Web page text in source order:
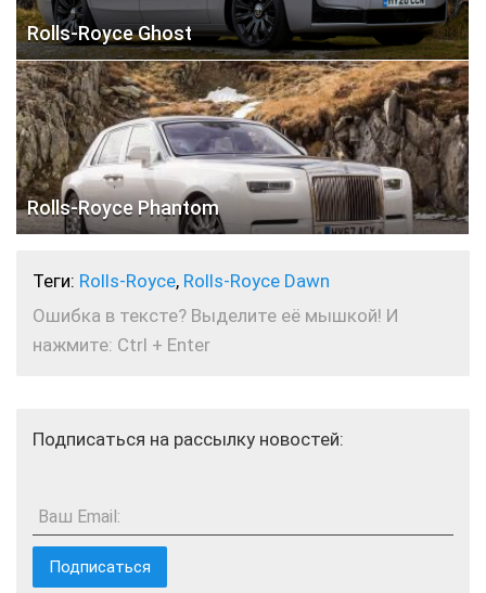
Rolls-Royce Ghost
Rolls-Royce Phantom
Теги: Rolls-Royce, Rolls-Royce Dawn
Ошибка в тексте? Выделите её мышкой! И
нажмите: Ctrl + Enter
Подписаться на рассылку новостей:
Ваш Email: